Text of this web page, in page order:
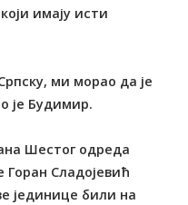
имају исти
ми морао да је
је Будимир.
Шестог одреда
Горан Сладојевић
јединице били на